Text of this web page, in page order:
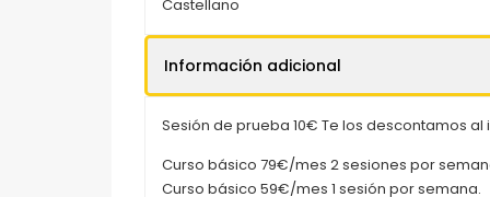
Castellano
Información adicional
Sesión de prueba 10€ Te los descontamos al
Curso básico 79€/mes 2 sesiones por
Curso básico 59€/mes 1 sesión por semana.